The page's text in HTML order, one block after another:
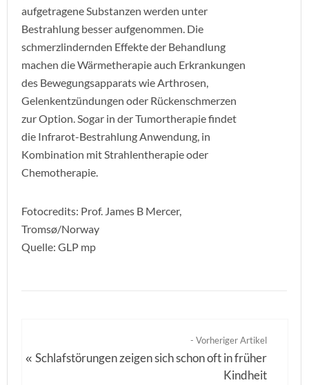
aufgetragene Substanzen werden unter
Bestrahlung besser aufgenommen. Die
schmerzlindernden Effekte der Behandlung
machen die Wärmetherapie auch Erkrankungen
des Bewegungsapparats wie Arthrosen,
Gelenkentzündungen oder Rückenschmerzen
zur Option. Sogar in der Tumortherapie findet
die Infrarot-Bestrahlung Anwendung, in
Kombination mit Strahlentherapie oder
Chemotherapie.
Fotocredits: Prof. James B Mercer,
Tromsø/Norway
Quelle: GLP mp
- Vorheriger Artikel
«Schlafstörungen zeigen sich schon oft in früher
Kindheit